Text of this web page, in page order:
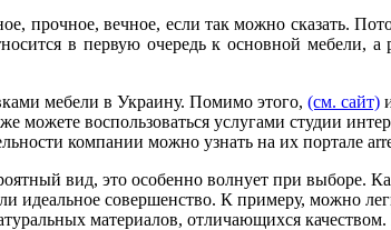
прочное, вечное, если так можно сказать.
в первую очередь к основной мебели, а
мебели в Украину. Помимо этого, (см. сайт)
воспользоваться услугами студии
компании можно узнать на их портале
вид, это особенно волнует при выборе.
идеальное совершенство. К примеру, можно
материалов, отличающихся